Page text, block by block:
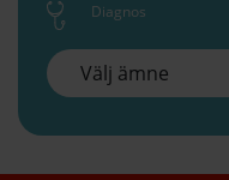
Diagnos